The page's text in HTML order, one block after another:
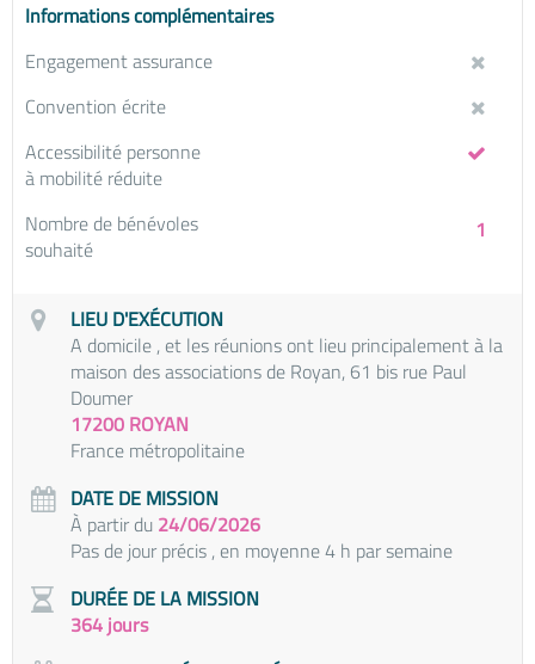
Informations complémentaires
Engagement assurance
Convention écrite
Accessibilité personne
à mobilité réduite
1
Nombre de bénévoles
souhaité
LIEU D'EXÉCUTION
A domicile , et les réunions ont lieu principalement à la
maison des associations de Royan, 61 bis rue Paul
Doumer
17200 ROYAN
France métropolitaine
DATE DE MISSION
À partir du 24/06/2026
Pas de jour précis , en moyenne 4 h par semaine
DURÉE DE LA MISSION
364 jours